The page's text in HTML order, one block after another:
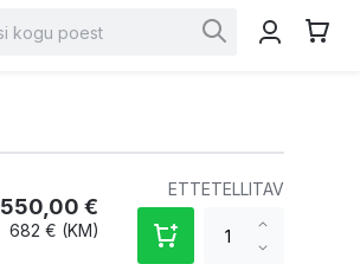
Minu
550,00 €
682 €
ETTETELLITAV
Increase
qty
Decrease